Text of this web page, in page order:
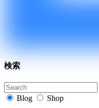
検索
Blog Shop